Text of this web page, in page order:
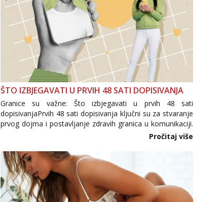
ŠTO IZBJEGAVATI U PRVIH 48 SATI DOPISIVANJA
Granice su važne: Što izbjegavati u prvih 48 sati
dopisivanjaPrvih 48 sati dopisivanja ključni su za stvaranje
prvog dojma i postavljanje zdravih granica u komunikaciji.
Važno je izbjeći prebrzo otkrivanje osobnih ili intimnih
informacija, jer nepoznata osoba još nije zaslužila to
povjerenje. Takođe...
Pročitaj više